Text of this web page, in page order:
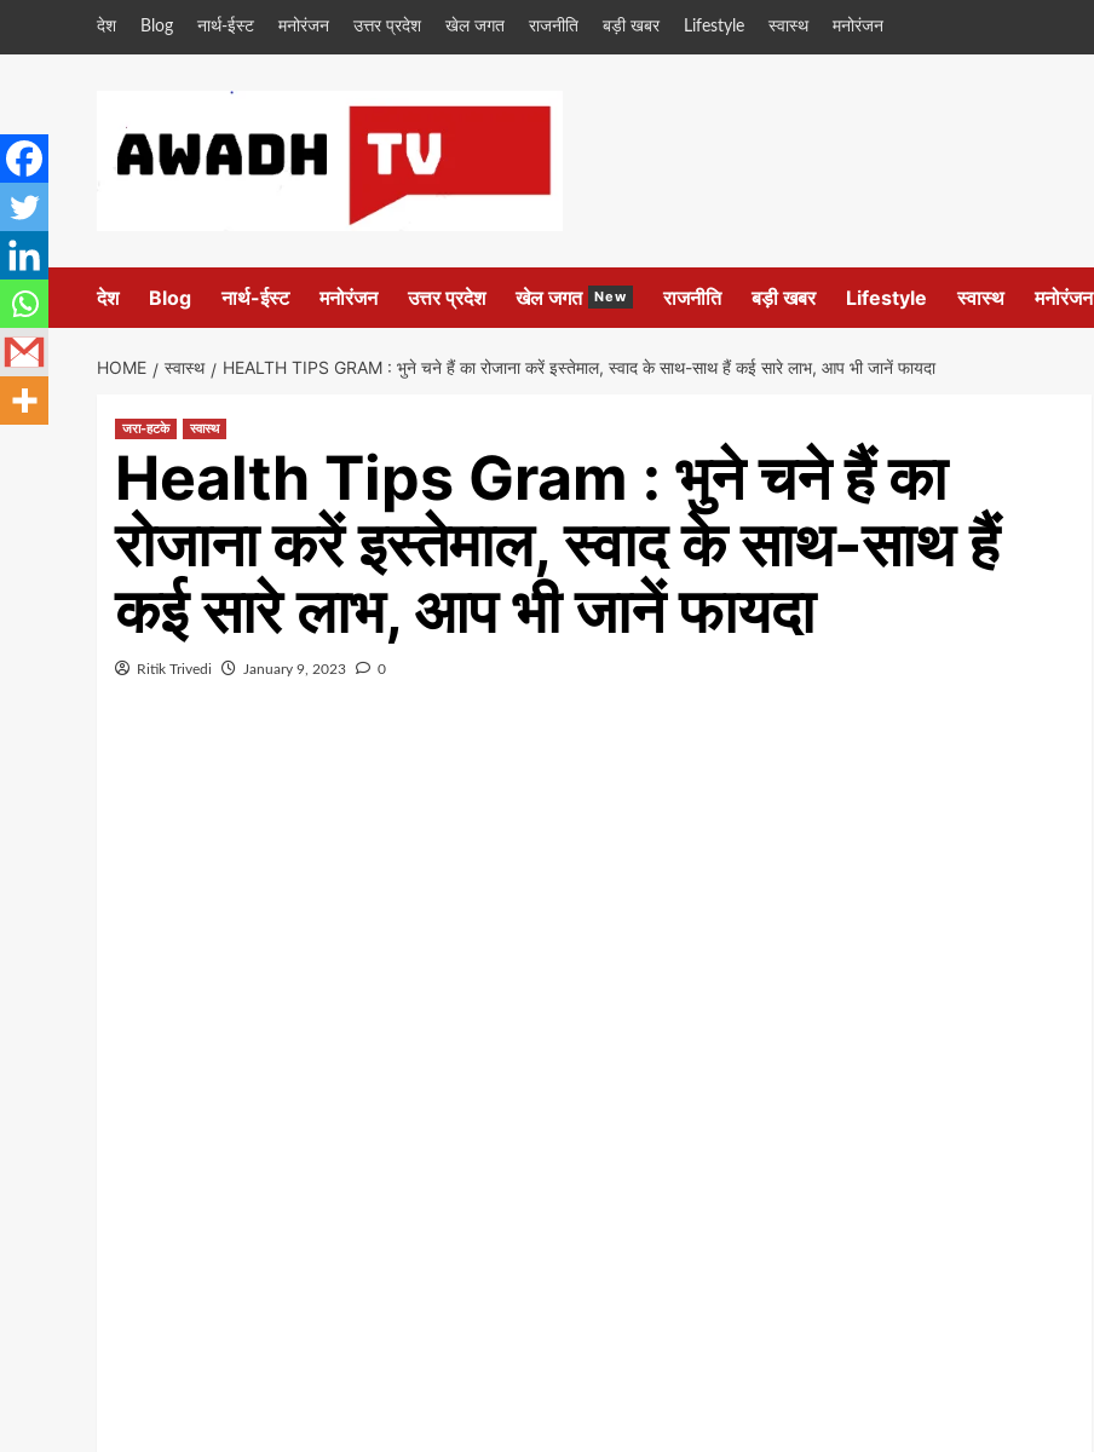
देश Blog नार्थ-ईस्ट मनोरंजन उत्तर प्रदेश खेल जगत राजनीति बड़ी खबर Lifestyle स्वास्थ मनोरंजन
देश Blog नार्थ-ईस्ट मनोरंजन उत्तर प्रदेश खेल जगत New राजनीति बड़ी खबर Lifestyle स्वास्थ मनोरंजन
HOME स्वास्थ HEALTH TIPS GRAM : भुने चने हैं का रोजाना करें इस्तेमाल, स्वाद के साथ-साथ हैं कई सारे लाभ, आप भी जानें फायदा
जरा-हटके स्वास्थ
Health Tips Gram : भुने चने हैं का
रोजाना करें इस्तेमाल, स्वाद के साथ-साथ हैं
कई सारे लाभ, आप भी जानें फायदा
Ritik Trivedi January 9, 2023 0